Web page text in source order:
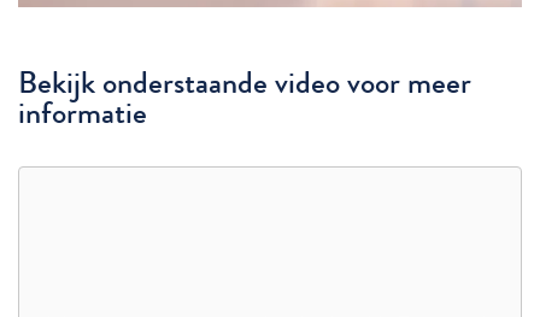
Bekijk onderstaande video voor meer
informatie